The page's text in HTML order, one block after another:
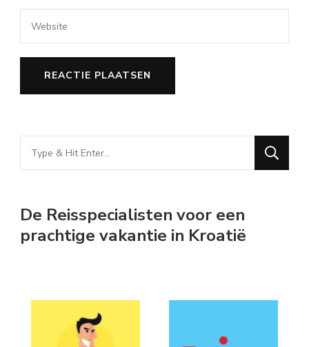
Looking
for
De Reisspecialisten voor een
prachtige vakantie in Kroatië